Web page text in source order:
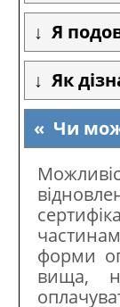
Я
Як
Чи
форми
вища,